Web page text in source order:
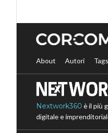
About Autori Tags
Nextwork360 è il più
digitale e